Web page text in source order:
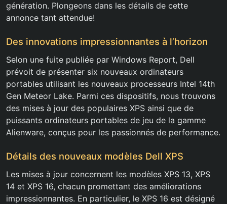
génération. Plongeons dans les détails de cette
annonce tant attendue!
Des innovations impressionnantes à l’horizon
Selon une fuite publiée par Windows Report, Dell
prévoit de présenter six nouveaux ordinateurs
portables utilisant les nouveaux processeurs Intel 14th
Gen Meteor Lake. Parmi ces dispositifs, nous trouvons
des mises à jour des populaires XPS ainsi que de
puissants ordinateurs portables de jeu de la gamme
Alienware, conçus pour les passionnés de performance.
Détails des nouveaux modèles Dell XPS
Les mises à jour concernent les modèles XPS 13, XPS
14 et XPS 16, chacun promettant des améliorations
impressionnantes. En particulier, le XPS 16 est désigné